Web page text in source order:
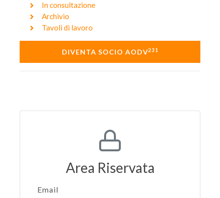
In consultazione
Archivio
Tavoli di lavoro
DIVENTA SOCIO AODV231
Area Riservata
Email